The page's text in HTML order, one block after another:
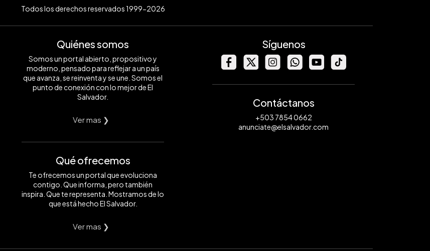
Todos los derechos reservados 1999-2026
Quiénes somos
Somos un portal abierto, propositivo y
moderno, pensado para reflejar a un país
que avanza, se reinventa y se une. Somos el
punto de conexión con lo mejor de El
Salvador.
Ver mas ❯
Qué ofrecemos
Te ofrecemos un portal que evoluciona
contigo. Que informa, pero también
inspira. Que te representa. Mostramos de lo
que está hecho El Salvador.
Ver mas ❯
Síguenos
Contáctanos
+503 7854 0662
anunciate@elsalvador.com